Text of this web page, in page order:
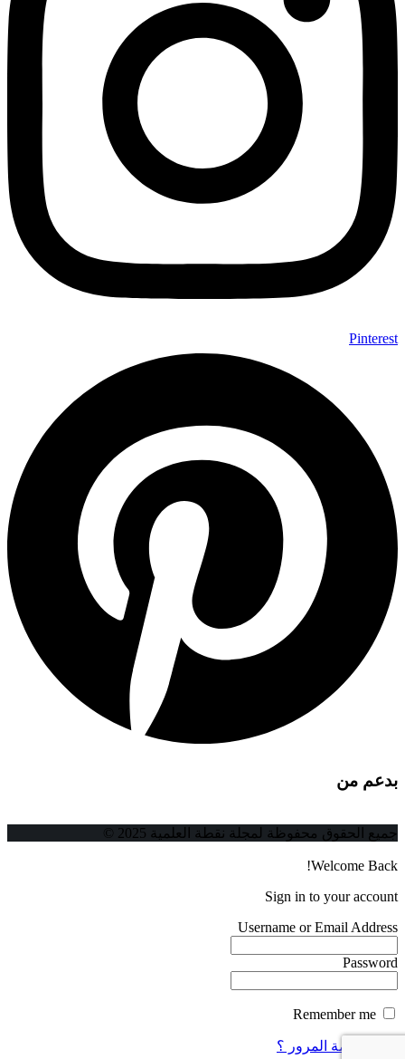
Pinterest
بدعم من
جميع الحقوق محفوظة لمجلة نقطة العلمية 2025 ©
Welcome Back!
Sign in to your account
Username or Email Address
Password
فقدت كلمة المرور ؟